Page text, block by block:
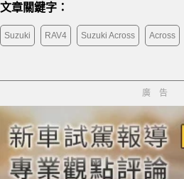
文章關鍵字：
Suzuki RAV4 Suzuki Across Across
廣告